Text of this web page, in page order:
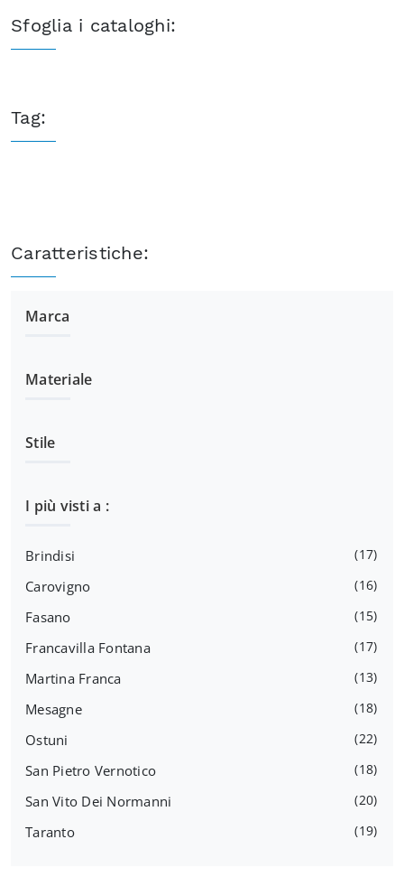
Sfoglia i cataloghi:
Tag:
Caratteristiche:
Marca
Materiale
Stile
I più visti a :
Brindisi 17
Carovigno 16
Fasano 15
Francavilla Fontana 17
Martina Franca 13
Mesagne 18
Ostuni 22
San Pietro Vernotico 18
San Vito Dei Normanni 20
Taranto 19